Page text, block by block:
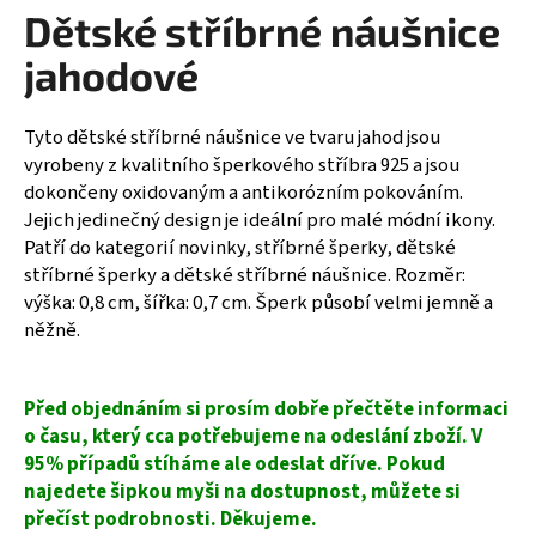
produktu
je
0,0
5
hvězdiček.
Dětské stříbrné náušnice
jahodové
Tyto dětské stříbrné náušnice ve tvaru jahod jsou
vyrobeny z kvalitního šperkového stříbra 925 a jsou
dokončeny oxidovaným a antikorózním pokováním.
Jejich jedinečný design je ideální pro malé módní ikony.
Patří do kategorií novinky, stříbrné šperky, dětské
stříbrné šperky a dětské stříbrné náušnice. Rozměr:
výška: 0,8 cm, šířka: 0,7 cm. Šperk působí velmi jemně a
něžně.
Před objednáním si prosím dobře přečtěte informaci
o času, který cca potřebujeme na odeslání zboží. V
95% případů stíháme ale odeslat dříve. Pokud
najedete šipkou myši na dostupnost, můžete si
přečíst podrobnosti. Děkujeme.
D
o
p
r
u
č
u
j
e
m
e
NÁUŠNICE
CINTIA
FIALOVÁ
-
NÁUŠNICE
S
KRYSTALY